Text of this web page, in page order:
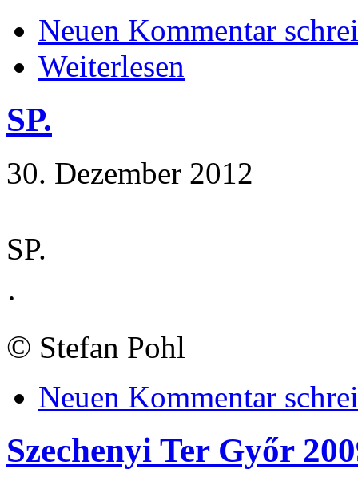
Neuen Kommentar
Weiterlesen
SP.
30. Dezember 2012
SP.
·
© Stefan Pohl
Neuen Kommentar
Szechenyi Ter Győr